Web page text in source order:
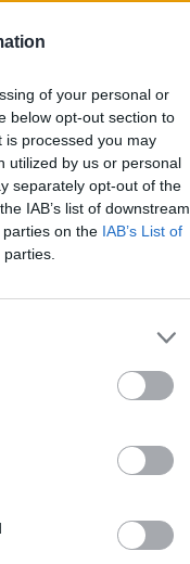
of your personal or
below opt-out section to
processed you may
utilized by us or personal
separately opt-out of the
IAB’s list of downstream
on the IAB’s List of